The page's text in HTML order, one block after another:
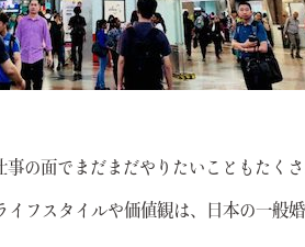
事の面でまだまだやりたいこともたく
イフスタイルや価値観は、日本の一般